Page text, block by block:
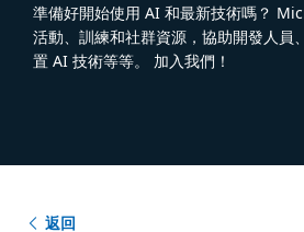
準備好開始使用 AI 和最新技術嗎？
活動、訓練和社群資源，協助開發人員
置 AI 技術等等。 加入我們！
返回